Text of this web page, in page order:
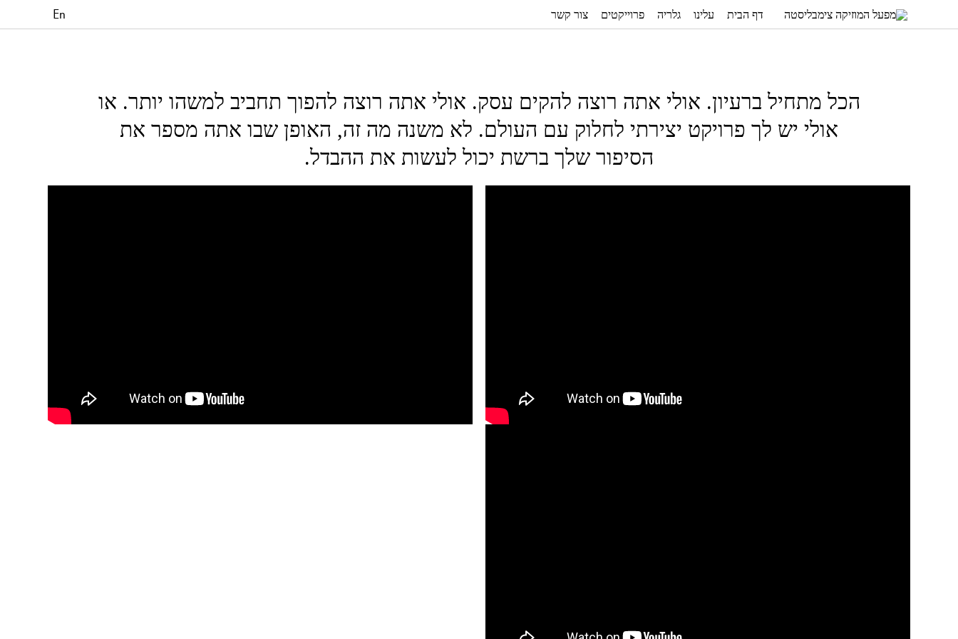
דף הבית עלינו גלריה פרוייקטים צור קשר En
הכל מתחיל ברעיון. אולי אתה רוצה להקים עסק. אולי אתה רוצה להפוך תחביב למשהו יותר. או
אולי יש לך פרויקט יצירתי לחלוק עם העולם. לא משנה מה זה, האופן שבו אתה מספר את
הסיפור שלך ברשת יכול לעשות את ההבדל.